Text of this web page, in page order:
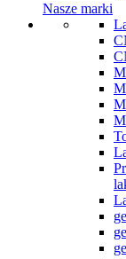
Nasze marki